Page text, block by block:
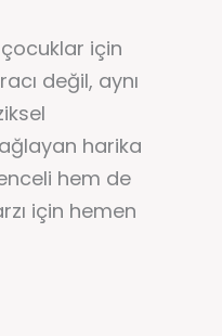
için
değil, aynı
harika
hem de
için hemen